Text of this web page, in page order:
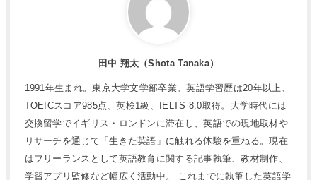
田中 翔太（Shota Tanaka）
1991年生まれ。東京大学文学部卒業。英語学習歴は20年以上、
TOEICスコア985点、英検1級、IELTS 8.0取得。大学時代には
交換留学でイギリス・ロンドンに滞在し、英語での現地取材や
リサーチを通じて「生きた英語」に触れる体験を重ねる。現在
はフリーランスとして英語教育に関する記事執筆、教材制作、
学習アプリ監修など幅広く活動中。 これまでに執筆した英語学